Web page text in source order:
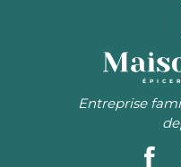
Entreprise